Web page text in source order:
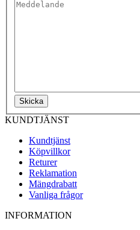
Skicka
KUNDTJÄNST
Kundtjänst
Köpvillkor
Returer
Reklamation
Mängdrabatt
Vanliga frågor
INFORMATION